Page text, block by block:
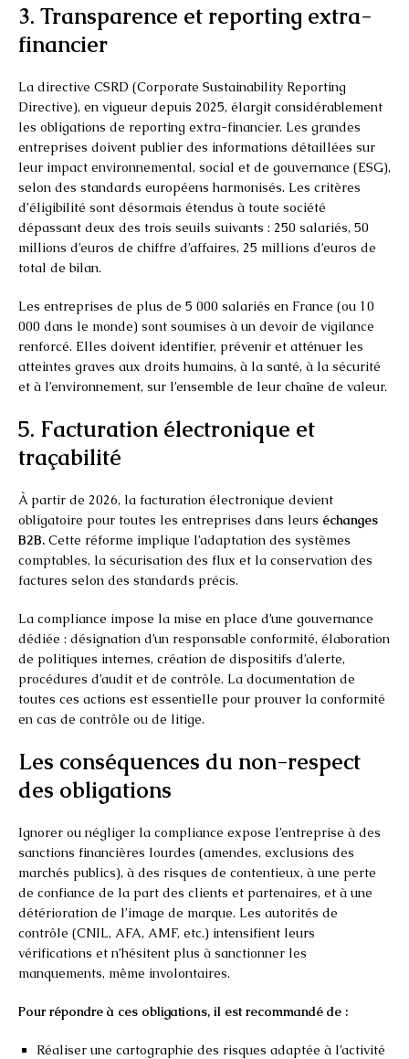
3. Transparence et reporting extra-
financier
La directive CSRD (Corporate Sustainability Reporting
Directive), en vigueur depuis 2025, élargit considérablement
les obligations de reporting extra-financier. Les grandes
entreprises doivent publier des informations détaillées sur
leur impact environnemental, social et de gouvernance (ESG),
selon des standards européens harmonisés. Les critères
d’éligibilité sont désormais étendus à toute société
dépassant deux des trois seuils suivants : 250 salariés, 50
millions d’euros de chiffre d’affaires, 25 millions d’euros de
total de bilan.
Les entreprises de plus de 5 000 salariés en France (ou 10
000 dans le monde) sont soumises à un devoir de vigilance
renforcé. Elles doivent identifier, prévenir et atténuer les
atteintes graves aux droits humains, à la santé, à la sécurité
et à l’environnement, sur l’ensemble de leur chaîne de valeur.
5. Facturation électronique et
traçabilité
À partir de 2026, la facturation électronique devient
obligatoire pour toutes les entreprises dans leurs échanges
B2B. Cette réforme implique l’adaptation des systèmes
comptables, la sécurisation des flux et la conservation des
factures selon des standards précis.
La compliance impose la mise en place d’une gouvernance
dédiée : désignation d’un responsable conformité, élaboration
de politiques internes, création de dispositifs d’alerte,
procédures d’audit et de contrôle. La documentation de
toutes ces actions est essentielle pour prouver la conformité
en cas de contrôle ou de litige.
Les conséquences du non-respect
des obligations
Ignorer ou négliger la compliance expose l’entreprise à des
sanctions financières lourdes (amendes, exclusions des
marchés publics), à des risques de contentieux, à une perte
de confiance de la part des clients et partenaires, et à une
détérioration de l’image de marque. Les autorités de
contrôle (CNIL, AFA, AMF, etc.) intensifient leurs
vérifications et n’hésitent plus à sanctionner les
manquements, même involontaires.
Pour répondre à ces obligations, il est recommandé de :
Réaliser une cartographie des risques adaptée à l’activité